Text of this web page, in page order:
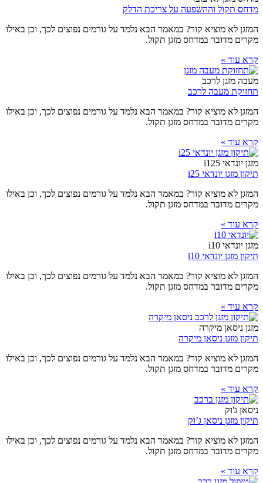
מדחס תקול וההשפעה על צריכת הדלק
המזגן לא מוציא קור? במאמר הבא נלמד על גורמים נפוצים לכך, וכן באילו
מקרים מדובר במדחס מזגן תקול.
קרא עוד »
מעבה מזגן לרכב
תחזוקת מעבה לרכב
המזגן לא מוציא קור? במאמר הבא נלמד על גורמים נפוצים לכך, וכן באילו
מקרים מדובר במדחס מזגן תקול.
קרא עוד »
מזגן יונדאי i125
תיקון מזגן יונדאי i25
המזגן לא מוציא קור? במאמר הבא נלמד על גורמים נפוצים לכך, וכן באילו
מקרים מדובר במדחס מזגן תקול.
קרא עוד »
מזגן יונדאי i10
תיקון מזגן יונדאי i10
המזגן לא מוציא קור? במאמר הבא נלמד על גורמים נפוצים לכך, וכן באילו
מקרים מדובר במדחס מזגן תקול.
קרא עוד »
מזגן ניסאן מיקרה
תיקון מזגן ניסאן מיקרה
המזגן לא מוציא קור? במאמר הבא נלמד על גורמים נפוצים לכך, וכן באילו
מקרים מדובר במדחס מזגן תקול.
קרא עוד »
ניסאן ג'וק
תיקון מזגן ניסאן ג’וק
המזגן לא מוציא קור? במאמר הבא נלמד על גורמים נפוצים לכך, וכן באילו
מקרים מדובר במדחס מזגן תקול.
קרא עוד »